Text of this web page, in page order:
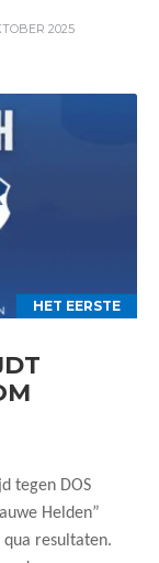
2025
HET EERSTE
tegen DOS
Helden”
resultaten.